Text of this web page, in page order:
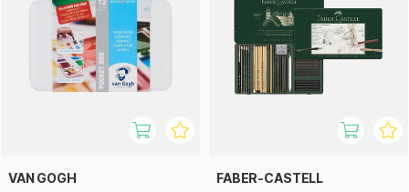
VAN GOGH FABER-CASTELL